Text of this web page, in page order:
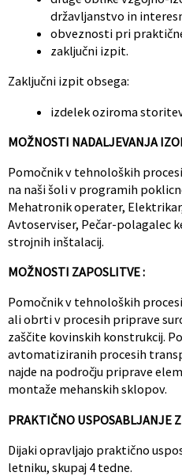
državljanstvo in
obveznosti pri
zaključni izpit.
Zaključni izpit obsega:
izdelek oziroma
MOŽNOSTI NADALJEVANJA
Pomočnik v tehnoloških
na naši šoli v programih
Mehatronik operater,
Avtoserviser, Pečar-polagalec
strojnih inštalacij.
MOŽNOSTI ZAPOSLITVE :
Pomočnik v tehnoloških
ali obrti v procesih priprave
zaščite kovinskih konstrukcij.
avtomatiziranih procesih
najde na področju priprave
montaže mehanskih sklopov.
PRAKTIČNO USPOSABLJANJE
Dijaki opravljajo praktično
letniku, skupaj 4 tedne.